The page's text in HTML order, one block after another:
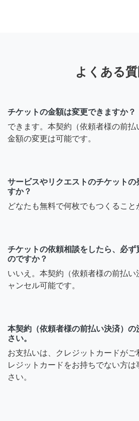
よくある質
チケットの金額は変更できますか？
できます。本契約（依頼者様の前払
金額の変更は可能です。
サービスやリクエストのチケットの
すか？
どなたも無料で何枚でもつくること
チケットの依頼相談をしたら、必
のですか？
いいえ。本契約（依頼者様の前払い
ャンセル可能です。
本契約（依頼者様の前払い決済）
さい。
お支払いは、クレジットカードがご
レジットカードをお持ちでない方
さい。